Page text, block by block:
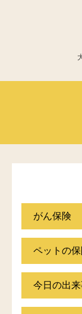
がん保険
ペットの保
今日の出